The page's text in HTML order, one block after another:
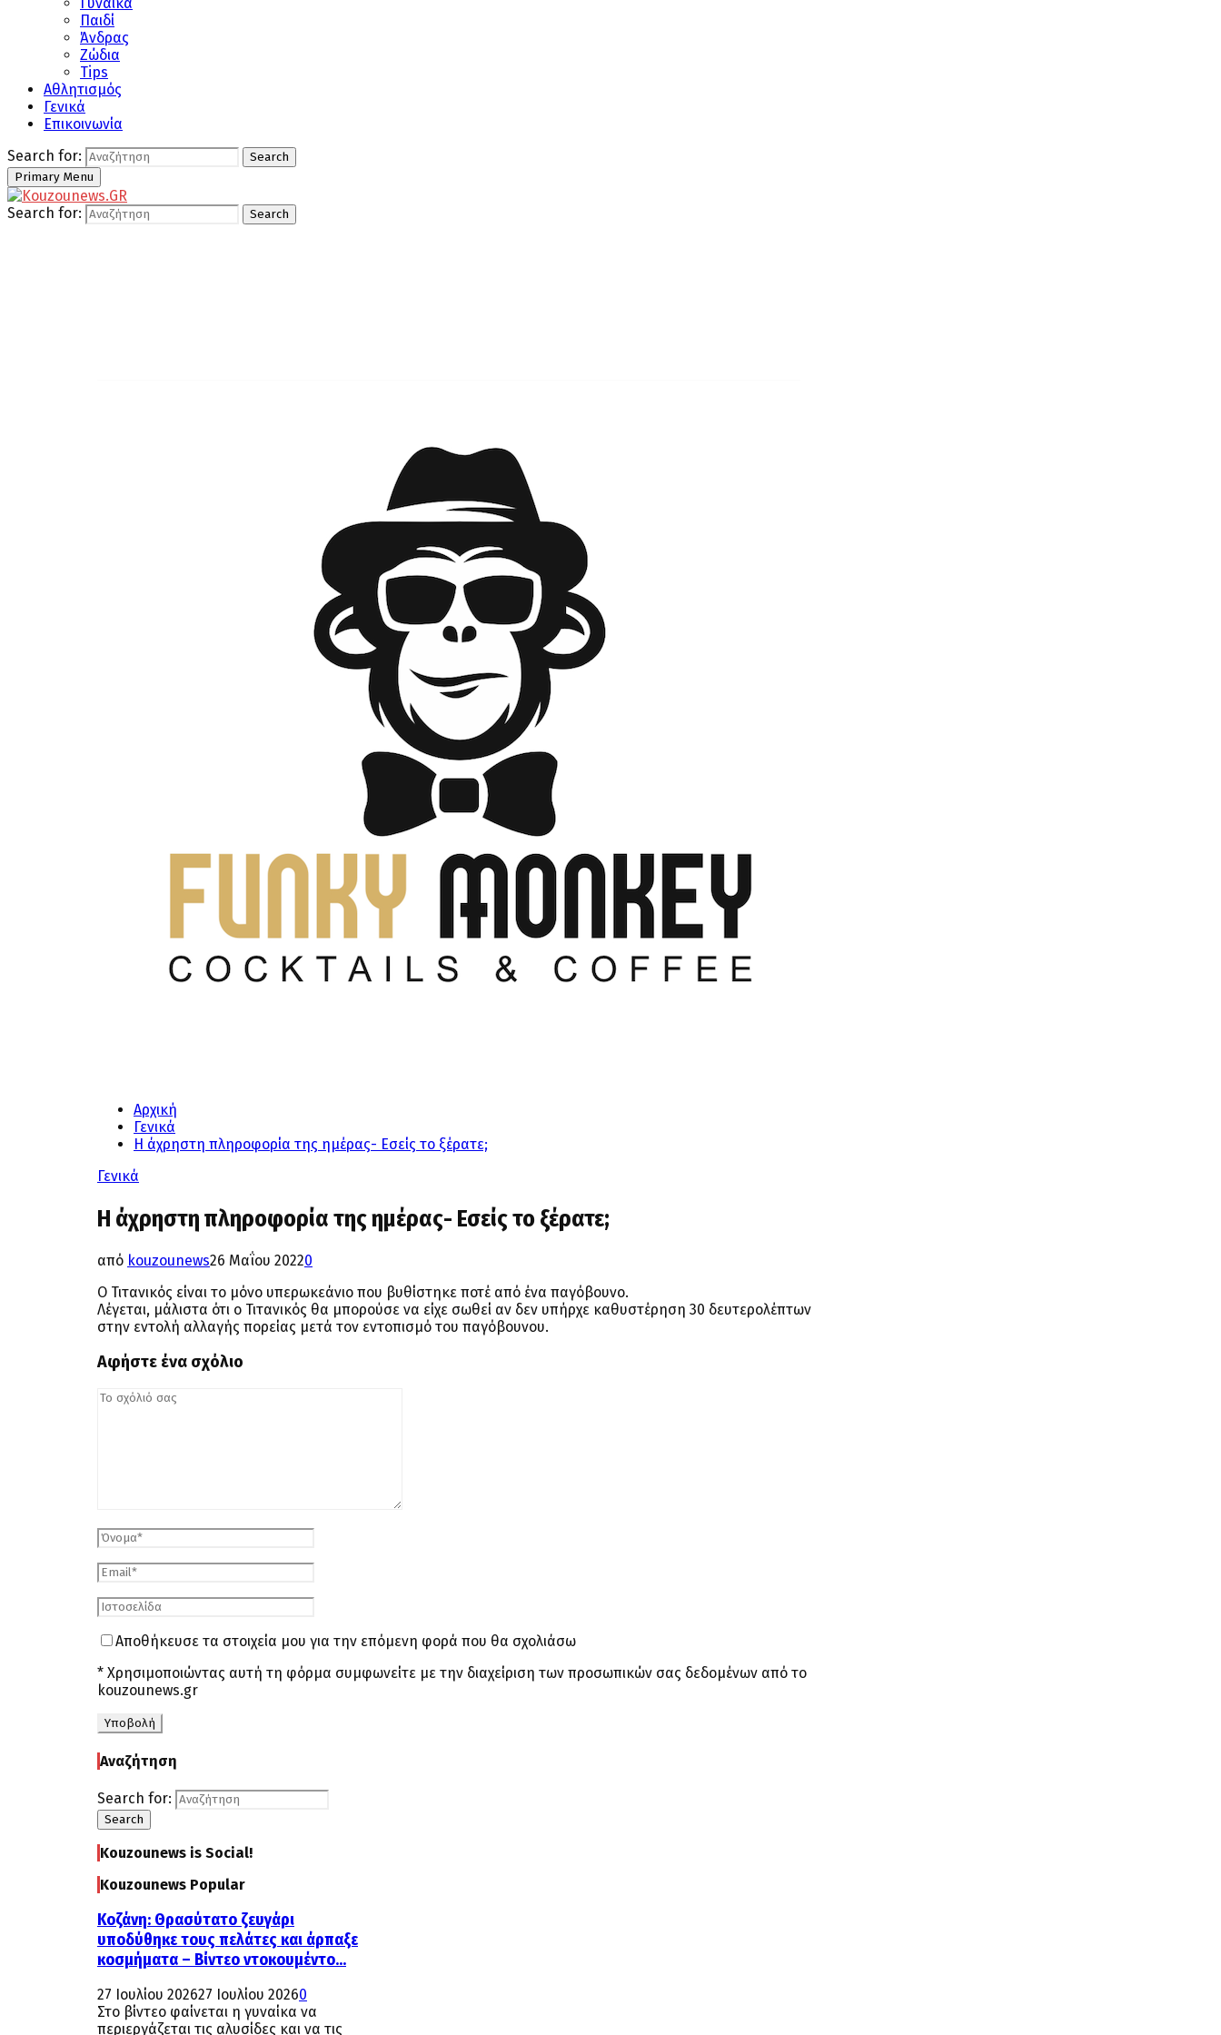
Παιδί
Άνδρας
Ζώδια
Tips
Αθλητισμός
Γενικά
Επικοινωνία
Search for:
Search
Primary Menu
Search for: Search
Αρχική
Γενικά
Η άχρηστη πληροφορία της ημέρας- Εσείς το ξέρατε;
Γενικά
Η άχρηστη πληροφορία της ημέρας- Εσείς το ξέρατε;
από kouzounews26 Μαΐου 20220
Ο Τιτανικός είναι το μόνο υπερωκεάνιο που βυθίστηκε ποτέ από ένα παγόβουνο.
Λέγεται, μάλιστα ότι ο Τιτανικός θα μπορούσε να είχε σωθεί αν δεν υπήρχε καθυστέρηση 30 δευτερολέπτων
στην εντολή αλλαγής πορείας μετά τον εντοπισμό του παγόβουνου.
Αφήστε ένα σχόλιο
Αποθήκευσε τα στοιχεία μου για την επόμενη φορά που θα σχολιάσω
* Χρησιμοποιώντας αυτή τη φόρμα συμφωνείτε με την διαχείριση των προσωπικών σας δεδομένων από το
kouzounews.gr
Αναζήτηση
Search for:
Search
Kouzounews is Social!
Kouzounews Popular
Κοζάνη: Θρασύτατο ζευγάρι
υποδύθηκε τους πελάτες και άρπαξε
κοσμήματα – Βίντεο ντοκουμέντο...
27 Ιουλίου 202627 Ιουλίου 20260
Στο βίντεο φαίνεται η γυναίκα να
περιεργάζεται τις αλυσίδες και να τις